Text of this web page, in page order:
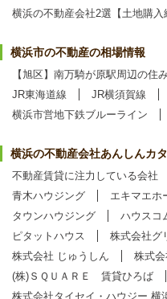
横浜の不動産会社2選【土地購入
横浜市の不動産の相場情報
【旭区】南万騎が原駅周辺の住
JR東海道線
JR横須賀線
横浜市営地下鉄ブルーライン
横浜の不動産会社あんしんカ
不動産賃貸に注力している会社
青木ハウジング
エキマエホ
タウンハウジング
ハウスコ
ピタットハウス
株式会社グ
株式会社 じゅうしん
株式
(株)ＳＱＵＡＲＥ 賃貸ひろば
株式会社タイセイ・ハウジー 横